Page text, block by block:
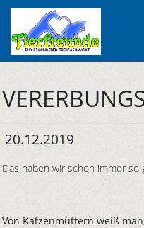
20.12.2019
Das haben wir schon immer so
Von Katzenmüttern weiß